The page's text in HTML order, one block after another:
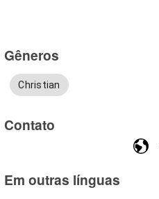
Gêneros
Christian
Contato
Em outras línguas